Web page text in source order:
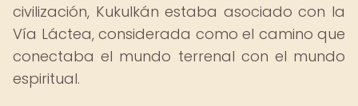
civilización, Kukulkán estaba asociado con la
Vía Láctea, considerada como el camino que
conectaba el mundo terrenal con el mundo
espiritual.